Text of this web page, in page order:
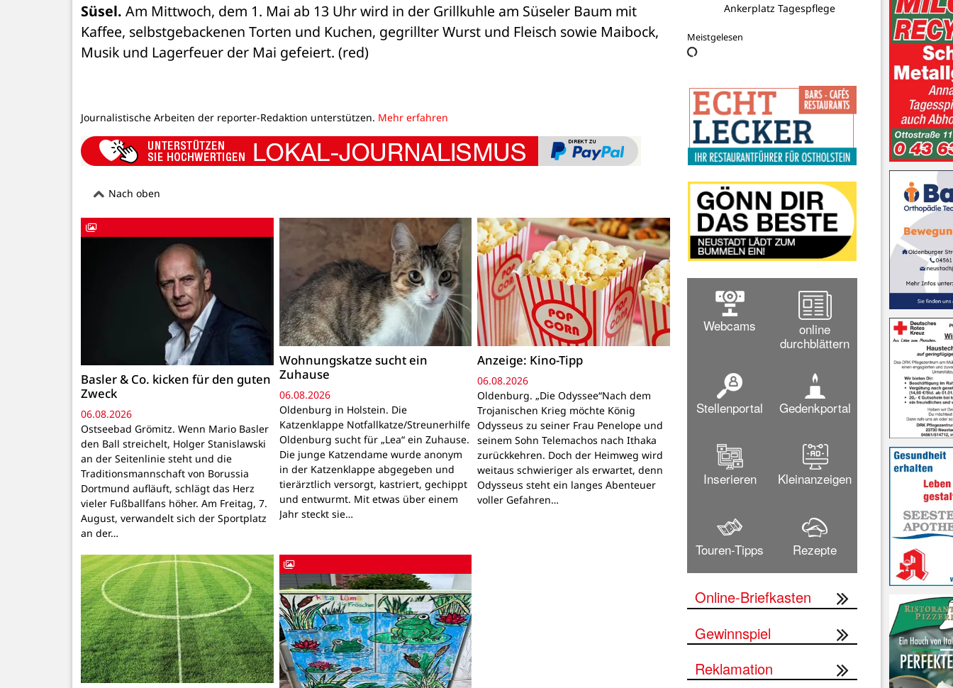
Süsel. Am Mittwoch, dem 1. Mai ab 13 Uhr wird in der Grillkuhle am Süseler Baum mit
Kaffee, selbstgebackenen Torten und Kuchen, gegrillter Wurst und Fleisch sowie Maibock,
Musik und Lagerfeuer der Mai gefeiert. (red)
Journalistische Arbeiten der reporter-Redaktion unterstützen. Mehr erfahren
Nach oben
Basler & Co. kicken für den guten
Zweck
06.08.2026
Ostseebad Grömitz. Wenn Mario Basler
den Ball streichelt, Holger Stanislawski
an der Seitenlinie steht und die
Traditionsmannschaft von Borussia
Dortmund aufläuft, schlägt das Herz
vieler Fußballfans höher. Am Freitag, 7.
August, verwandelt sich der Sportplatz
an der…
Wohnungskatze sucht ein
Zuhause
06.08.2026
Oldenburg in Holstein. Die
Katzenklappe Notfallkatze/Streunerhilfe
Oldenburg sucht für „Lea“ ein Zuhause.
Die junge Katzendame wurde anonym
in der Katzenklappe abgegeben und
tierärztlich versorgt, kastriert, gechippt
und entwurmt. Mit etwas über einem
Jahr steckt sie…
Anzeige: Kino-Tipp
06.08.2026
Oldenburg. „Die Odyssee“Nach dem
Trojanischen Krieg möchte König
Odysseus zu seiner Frau Penelope und
seinem Sohn Telemachos nach Ithaka
zurückkehren. Doch der Heimweg wird
weitaus schwieriger als erwartet, denn
Odysseus steht ein langes Abenteuer
voller Gefahren…
Kino Center
Meistgelesen
Webcams
online
durchblättern
Stellenportal Gedenkportal
Inserieren Kleinanzeigen
Touren-Tipps Rezepte
Online-Briefkasten
Gewinnspiel
Reklamation